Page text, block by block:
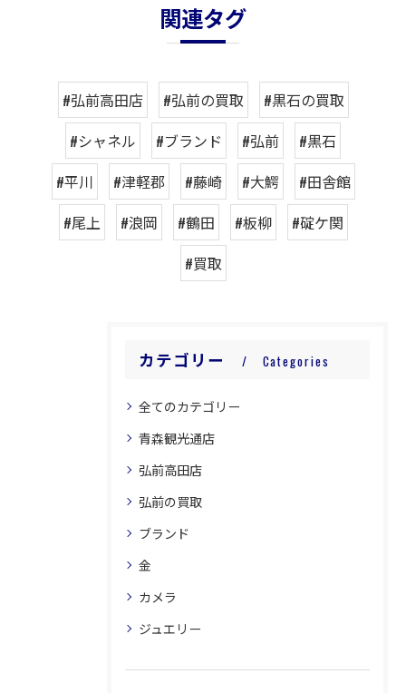
関連タグ
#弘前高田店 #弘前の買取
#黒石の買取
#シャネル
#ブランド #弘前
#黒石
#平川
#津軽郡 #藤崎 #大鰐
#田舎館
#尾上
#浪岡 #鶴田 #板柳
#碇ケ関
#買取
カテゴリー Categories
全てのカテゴリー
青森観光通店
弘前高田店
弘前の買取
ブランド
金
カメラ
ジュエリー